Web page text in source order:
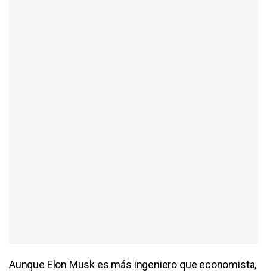
Aunque Elon Musk es más ingeniero que economista,